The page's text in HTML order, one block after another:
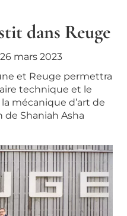
dans Reuge
26 mars 2023
et Reuge permettra
technique et le
mécanique d’art de
de Shaniah Asha